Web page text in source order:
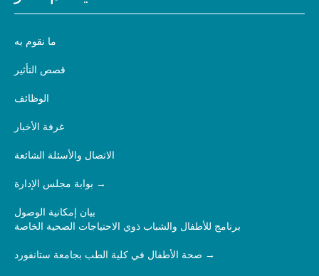
ما نقوم به
قصص التأثير
الوظائف
غرفة الأخبار
الاتصال والأسئلة الشائعة
بوابة مجلس الإدارة
بيان إمكانية الوصول
برنامج للأطفال والشباب ذوي الاحتياجات الصحية الخاصة
صحة الأطفال في كلية الطب بجامعة ستانفورد